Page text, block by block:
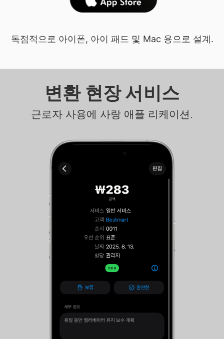
독점적으로 아이폰, 아이 패드 및 Mac 용으로 설계.
변환 현장 서비스
근로자 사용에 사랑 애플 리케이션.